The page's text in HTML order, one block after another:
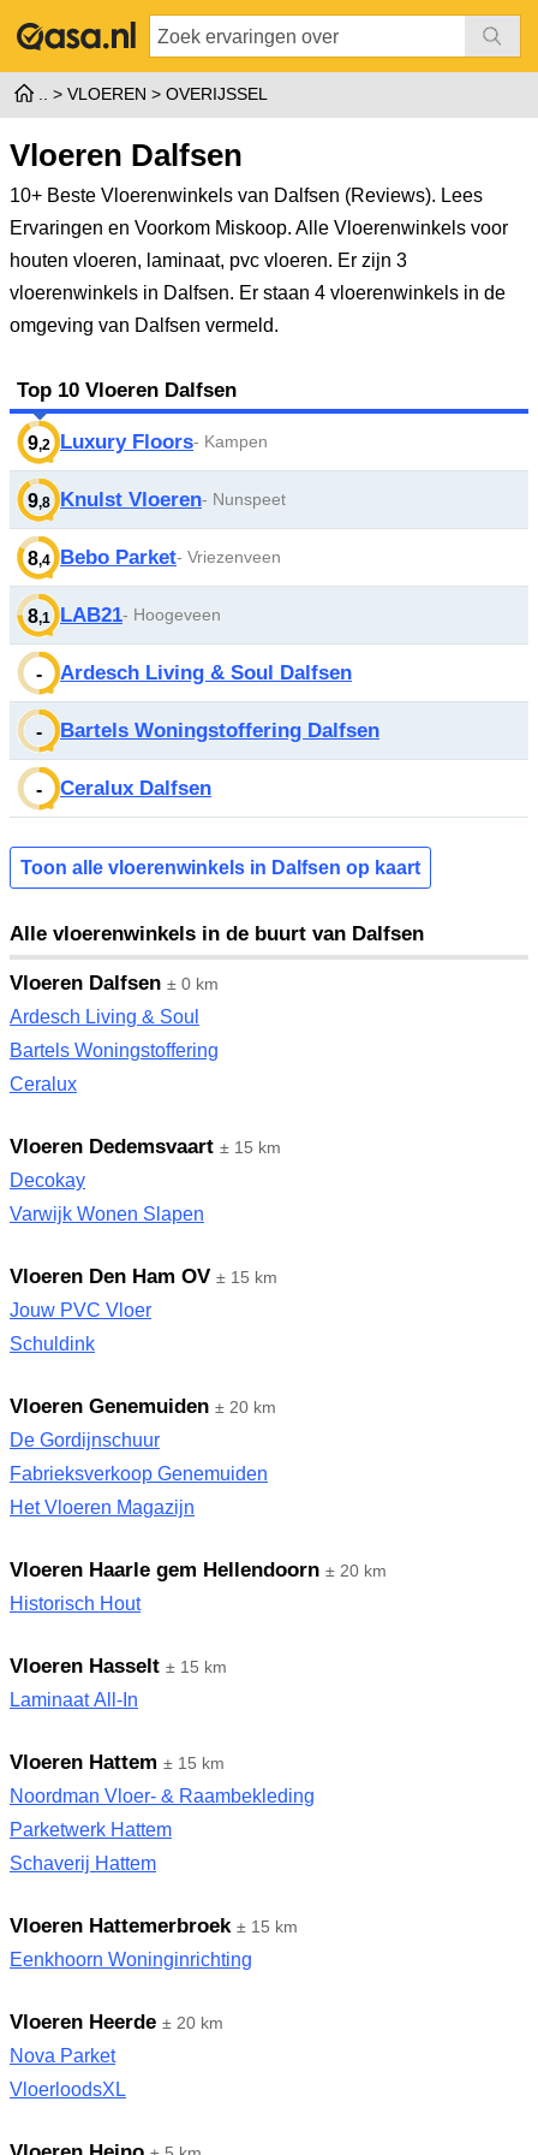
VLOEREN OVERIJSSEL
Vloeren Dalfsen
10+ Beste Vloerenwinkels van Dalfsen (Reviews). Lees
Ervaringen en Voorkom Miskoop. Alle Vloerenwinkels voor
houten vloeren, laminaat, pvc vloeren. Er zijn 3
vloerenwinkels in Dalfsen. Er staan 4 vloerenwinkels in de
omgeving van Dalfsen vermeld.
Top 10 Vloeren Dalfsen
9,2 Luxury Floors- Kampen
9,8 Knulst Vloeren- Nunspeet
8,4 Bebo Parket- Vriezenveen
8,1 LAB21- Hoogeveen
- Ardesch Living & Soul Dalfsen
- Bartels Woningstoffering Dalfsen
- Ceralux Dalfsen
Toon alle vloerenwinkels in Dalfsen op kaart
Alle vloerenwinkels in de buurt van Dalfsen
Vloeren Dalfsen ± 0 km
Ardesch Living & Soul
Bartels Woningstoffering
Ceralux
Vloeren Dedemsvaart ± 15 km
Decokay
Varwijk Wonen Slapen
Vloeren Den Ham OV ± 15 km
Jouw PVC Vloer
Schuldink
Vloeren Genemuiden ± 20 km
De Gordijnschuur
Fabrieksverkoop Genemuiden
Het Vloeren Magazijn
Vloeren Haarle gem Hellendoorn ± 20 km
Historisch Hout
Vloeren Hasselt ± 15 km
Laminaat All-In
Vloeren Hattem ± 15 km
Noordman Vloer- & Raambekleding
Parketwerk Hattem
Schaverij Hattem
Vloeren Hattemerbroek ± 15 km
Eenkhoorn Woninginrichting
Vloeren Heerde ± 20 km
Nova Parket
VloerloodsXL